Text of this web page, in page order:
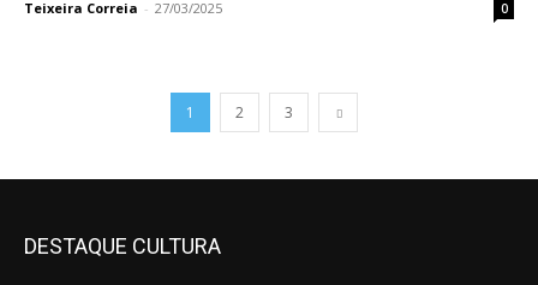
Teixeira Correia - 27/03/2025 0
1 2 3
DESTAQUE CULTURA